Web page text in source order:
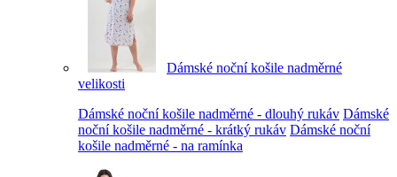
Dámské noční košile nadměrné
velikosti
Dámské noční košile nadměrné - dlouhý rukáv Dámské
noční košile nadměrné - krátký rukáv Dámské noční
košile nadměrné - na ramínka